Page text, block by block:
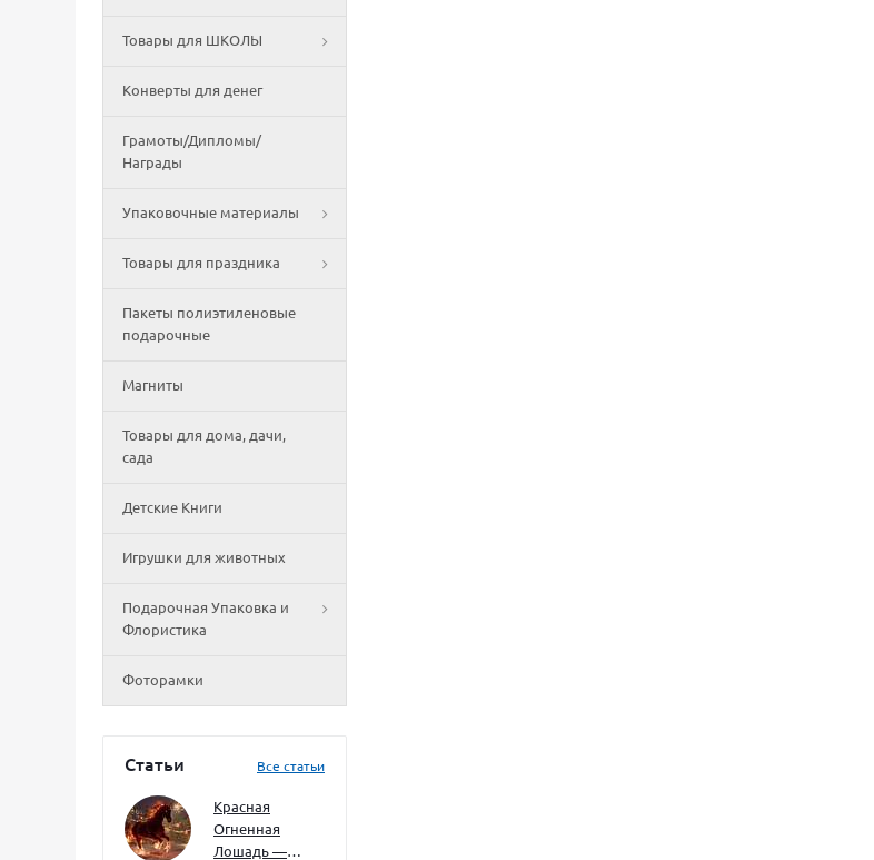
Товары для ШКОЛЫ
Конверты для денег
Грамоты/Дипломы/
Награды
Упаковочные материалы
Товары для праздника
Пакеты полиэтиленовые
подарочные
Магниты
Товары для дома, дачи,
сада
Детские Книги
Игрушки для животных
Подарочная Упаковка и
Флористика
Фоторамки
Статьи Все статьи
Красная
Огненная
Лошадь —